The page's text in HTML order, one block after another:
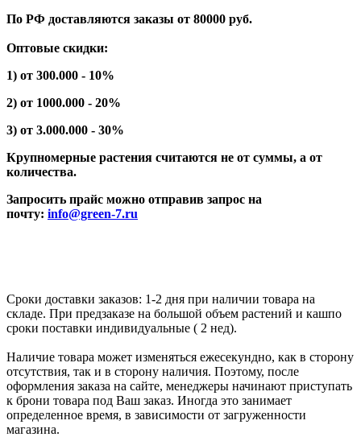
По РФ доставляются заказы от 80000 руб.
Оптовые скидки:
1) от 300.000 - 10%
2) от 1000.000 - 20%
3) от 3.000.000 - 30%
Крупномерные растения считаются не от суммы, а от
количества.
Запросить прайс можно отправив запрос на
почту: info@green-7.ru
Сроки доставки заказов: 1-2 дня при наличии товара на
складе. При предзаказе на большой объем растений и кашпо
сроки поставки индивидуальные ( 2 нед).
Наличие товара может изменяться ежесекундно, как в сторону
отсутствия, так и в сторону наличия. Поэтому, после
оформления заказа на сайте, менеджеры начинают приступать
к брони товара под Ваш заказ. Иногда это занимает
определенное время, в зависимости от загруженности
магазина.